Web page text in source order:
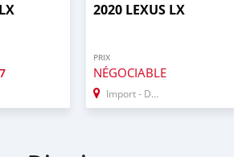
2020 LEXUS LX
PRIX
NÉGOCIABLE
Import - Dubai